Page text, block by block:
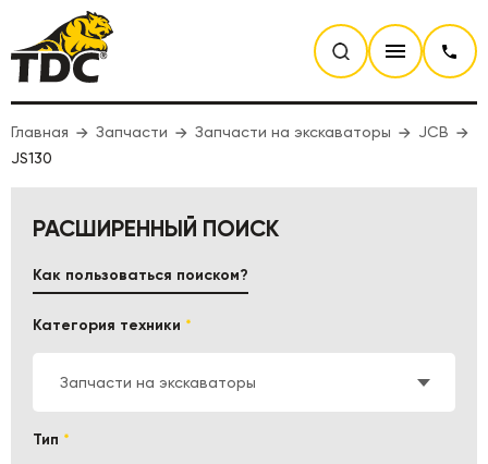
Главная Запчасти Запчасти на экскаваторы
JCB
JS130
РАСШИРЕННЫЙ ПОИСК
Категория техники *
Запчасти на экскаваторы
Тип *
Как пользоваться поиском?